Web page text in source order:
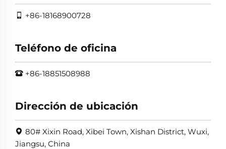
+86-18168900728
Teléfono de oficina
+86-18851508988
Dirección de ubicación
80# Xixin Road, Xibei Town, Xishan District, Wuxi,
Jiangsu, China